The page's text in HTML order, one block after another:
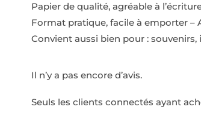
Papier de qualité, agréable à
Format pratique, facile à emporter –
Convient aussi bien pour :
Il n’y a pas encore d’avis.
Seuls les clients connectés ayant